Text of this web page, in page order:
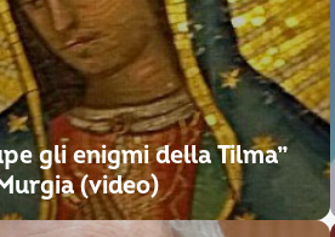
gli enigmi della Tilma”
(video)